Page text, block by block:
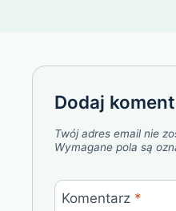
Dodaj
Twój adres email nie
Wymagane pola są
Komentarz *